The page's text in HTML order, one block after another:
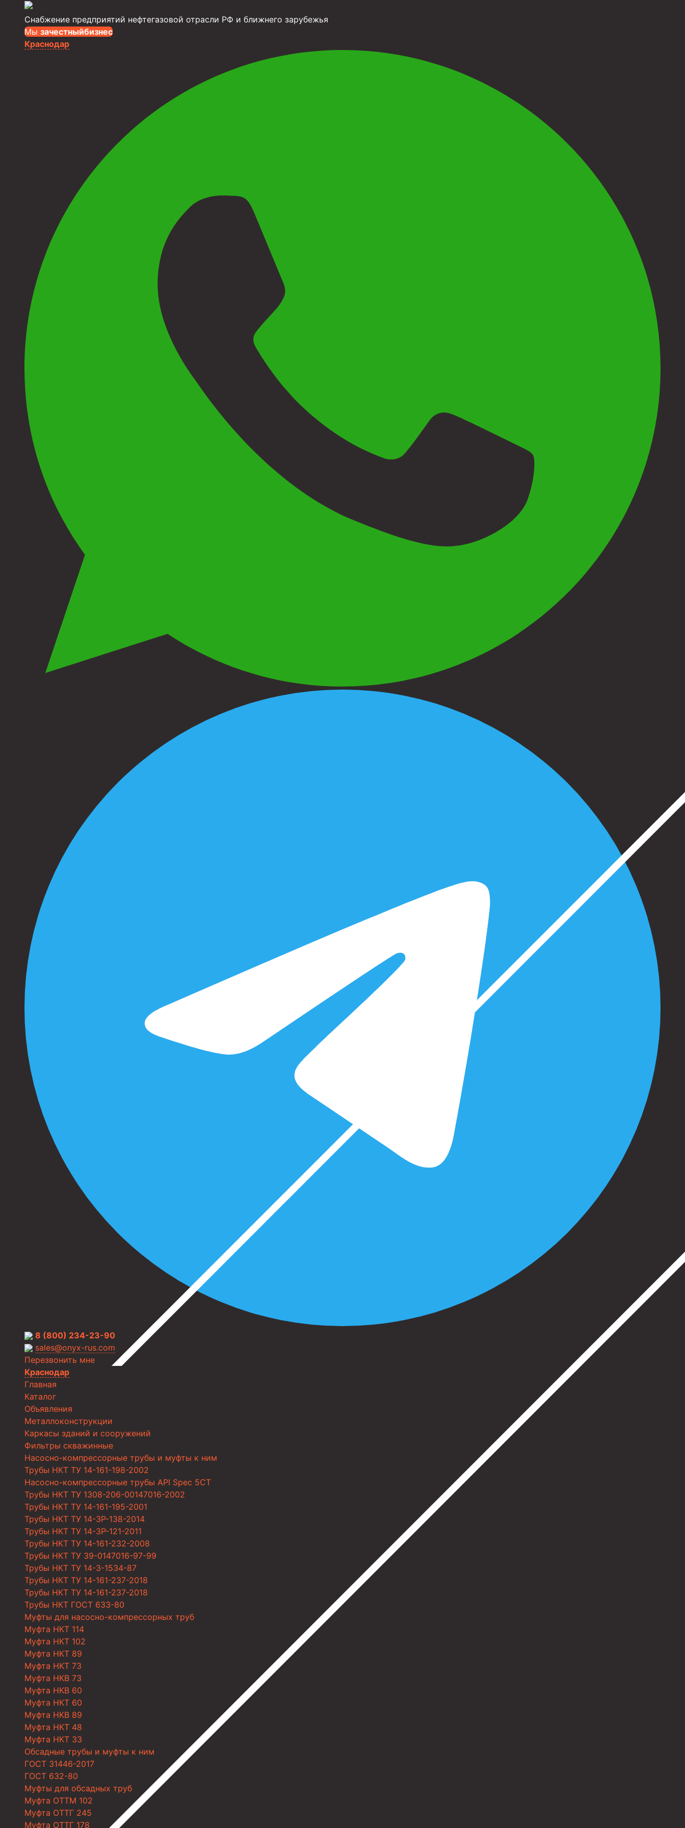
Снабжение предприятий нефтегазовой отрасли РФ и ближнего зарубежья
Мы зачестныйбизнес
Краснодар
8 (800) 234-23-90
sales@onyx-rus.com
Перезвонить мне
Краснодар
Главная
Каталог
Объявления
Металлоконструкции
Каркасы зданий и сооружений
Фильтры скважинные
Насосно-компрессорные трубы и муфты к ним
Трубы НКТ ТУ 14-161-198-2002
Насосно-компрессорные трубы API Spec 5CT
Трубы НКТ ТУ 1308-206-00147016-2002
Трубы НКТ ТУ 14-161-195-2001
Трубы НКТ ТУ 14-3Р-138-2014
Трубы НКТ ТУ 14-3Р-121-2011
Трубы НКТ ТУ 14-161-232-2008
Трубы НКТ ТУ 39-0147016-97-99
Трубы НКТ ТУ 14-3-1534-87
Трубы НКТ ТУ 14-161-237-2018
Трубы НКТ ТУ 14-161-237-2018
Трубы НКТ ГОСТ 633-80
Муфты для насосно-компрессорных труб
Муфта НКТ 114
Муфта НКТ 102
Муфта НКТ 89
Муфта НКТ 73
Муфта НКВ 73
Муфта НКВ 60
Муфта НКТ 60
Муфта НКВ 89
Муфта НКТ 48
Муфта НКТ 33
Обсадные трубы и муфты к ним
ГОСТ 31446-2017
ГОСТ 632-80
Муфты для обсадных труб
Муфта ОТТМ 102
Муфта ОТТГ 245
Муфта ОТТГ 178